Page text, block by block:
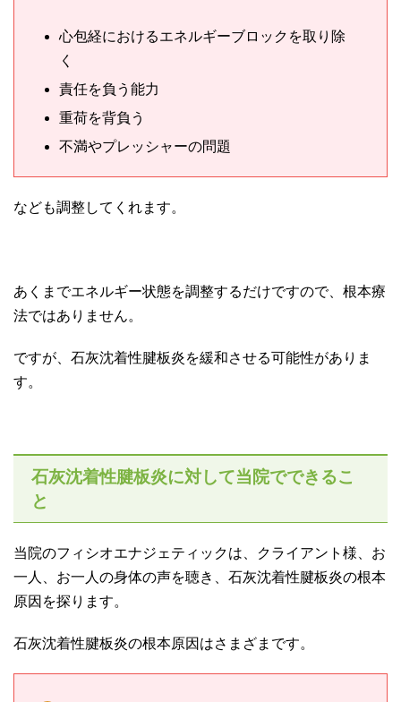
心包経におけるエネルギーブロックを取り除
く
責任を負う能力
重荷を背負う
不満やプレッシャーの問題
なども調整してくれます。
あくまでエネルギー状態を調整するだけですので、根本療
法ではありません。
ですが、石灰沈着性腱板炎を緩和させる可能性がありま
す。
石灰沈着性腱板炎に対して当院でできるこ
と
当院のフィシオエナジェティックは、クライアント様、お
一人、お一人の身体の声を聴き、石灰沈着性腱板炎の根本
原因を探ります。
石灰沈着性腱板炎の根本原因はさまざまです。